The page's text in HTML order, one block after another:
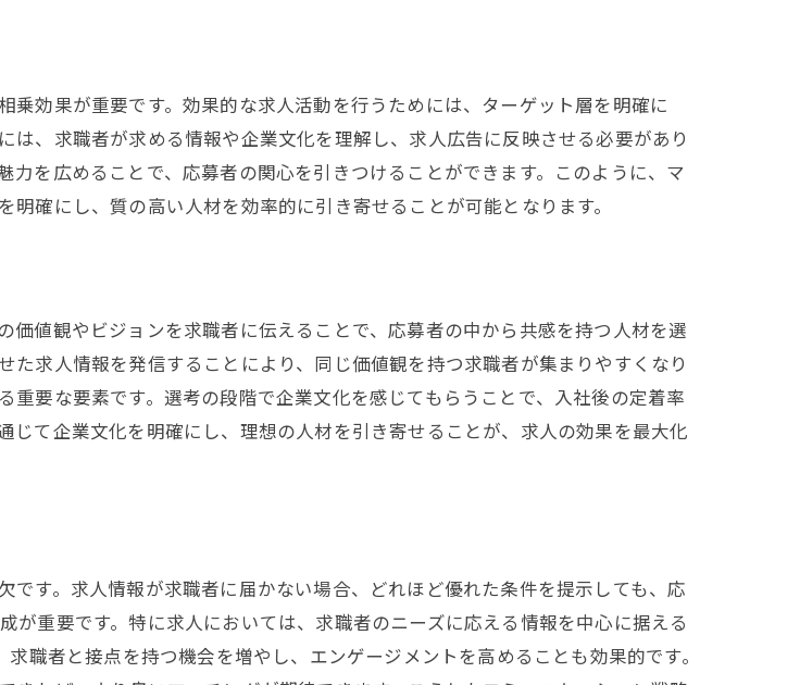
したブランド強化
要性
ニーの設計
れたメッセージ作成
応える情報提供
活用で情報発信を最適化
理想の人材を採用するテクニック
ラインチャネルの統合戦略
チ拡大方法
で採用プロセスを強化
広告の作成法
トルを作成する
効果が重要です。効果的な求人活動を行うためには、ターゲット層を明確に
、求職者が求める情報や企業文化を理解し、求人広告に反映させる必要があり
を広めることで、応募者の関心を引きつけることができます。このように、マ
確にし、質の高い人材を効率的に引き寄せることが可能となります。
値観やビジョンを求職者に伝えることで、応募者の中から共感を持つ人材を選
求人情報を発信することにより、同じ価値観を持つ求職者が集まりやすくなり
要な要素です。選考の段階で企業文化を感じてもらうことで、入社後の定着率
て企業文化を明確にし、理想の人材を引き寄せることが、求人の効果を最大化
す。求人情報が求職者に届かない場合、どれほど優れた条件を提示しても、応
重要です。特に求人においては、求職者のニーズに応える情報を中心に据える
職者と接点を持つ機会を増やし、エンゲージメントを高めることも効果的です。